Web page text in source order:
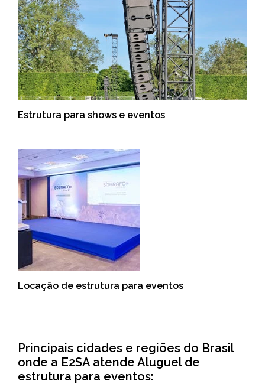
Estrutura para shows e eventos
Locação de estrutura para eventos
Principais cidades e regiões do Brasil
onde a E2SA atende Aluguel de
estrutura para eventos: